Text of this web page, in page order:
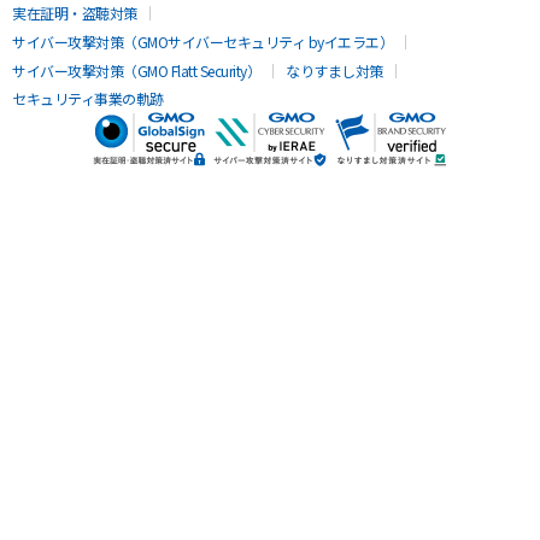
実在証明・盗聴対策
サイバー攻撃対策（GMOサイバーセキュリティ byイエラエ）
サイバー攻撃対策（GMO Flatt Security）
なりすまし対策
セキュリティ事業の軌跡